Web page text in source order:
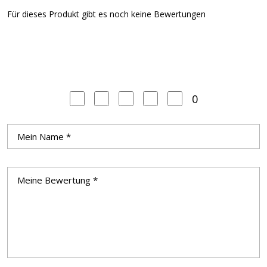
Für dieses Produkt gibt es noch keine Bewertungen
0